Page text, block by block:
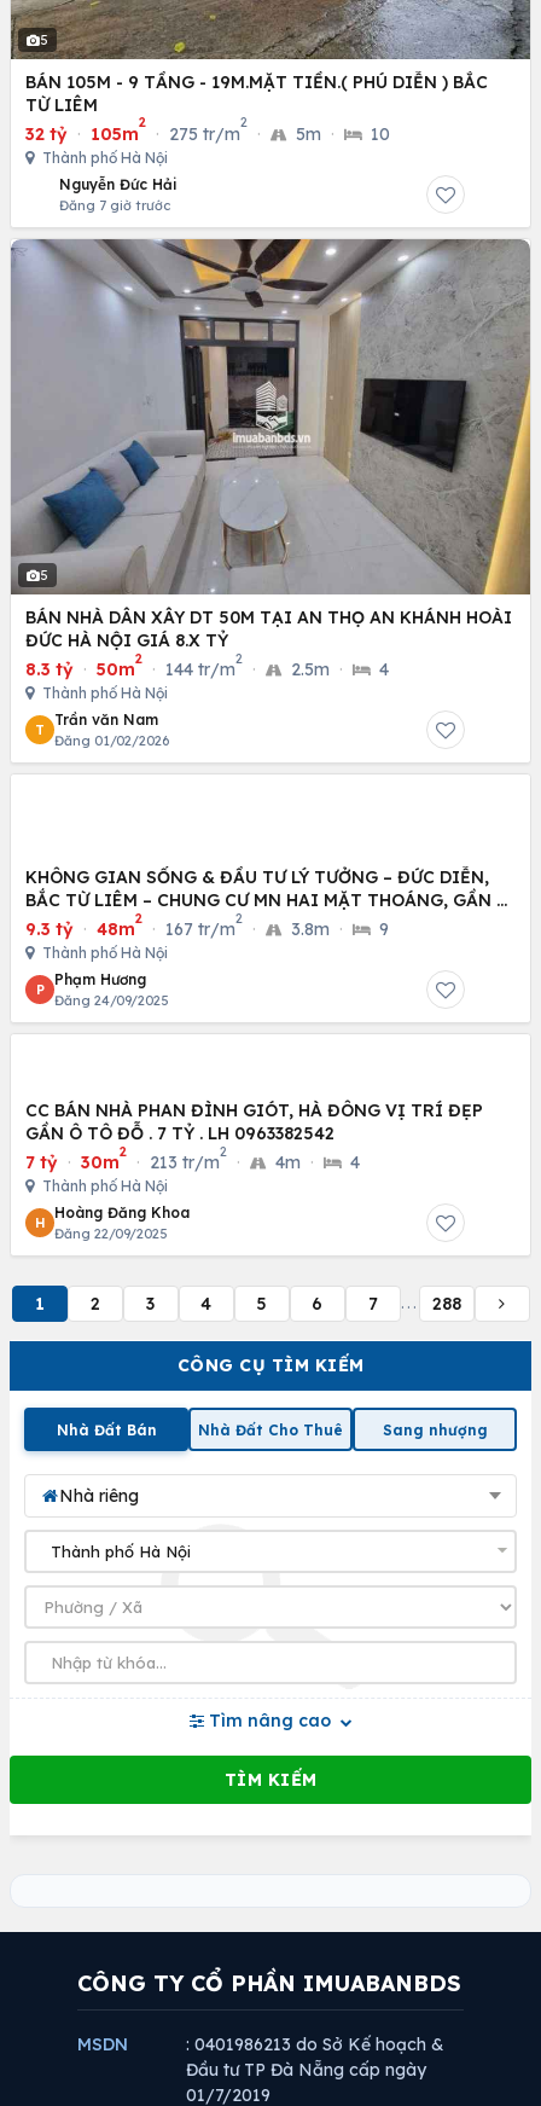
CÔNG CỤ TÌM KIẾM
Nhà Đất Bán Nhà Đất Cho Thuê Sang nhượng
Nhà riêng
Tìm nâng cao
5
BÁN 105M - 9 TẦNG - 19M.MẶT TIỀN.( PHÚ DIỄN ) BẮC
TỪ LIÊM
32 tỷ · 105m
2
· 275 tr/m
2
· 5m · 10
Thành phố Hà Nội
Nguyễn Đức Hải
Đăng 7 giờ trước
5
BÁN NHÀ DÂN XÂY DT 50M TẠI AN THỌ AN KHÁNH HOÀI
ĐỨC HÀ NỘI GIÁ 8.X TỶ
8.3 tỷ · 50m
2
· 144 tr/m
2
· 2.5m · 4
Thành phố Hà Nội
T
Trần văn Nam
Đăng 01/02/2026
KHÔNG GIAN SỐNG & ĐẦU TƯ LÝ TƯỞNG – ĐỨC DIỄN,
BẮC TỪ LIÊM – CHUNG CƯ MN HAI MẶT THOÁNG, GẦN Ô
TÔ
9.3 tỷ · 48m
2
· 167 tr/m
2
· 3.8m · 9
Thành phố Hà Nội
P
Phạm Hương
Đăng 24/09/2025
CC BÁN NHÀ PHAN ĐÌNH GIÓT, HÀ ĐÔNG VỊ TRÍ ĐẸP
GẦN Ô TÔ ĐỖ . 7 TỶ . LH 0963382542
7 tỷ · 30m
2
· 213 tr/m
2
· 4m · 4
Thành phố Hà Nội
H
Hoàng Đăng Khoa
Đăng 22/09/2025
1 2 3 4 5 6 7 ... 288
CÔNG TY CỔ PHẦN IMUABANBDS
MSDN
: 0401986213 do Sở Kế hoạch &
Đầu tư TP Đà Nẵng cấp ngày
01/7/2019